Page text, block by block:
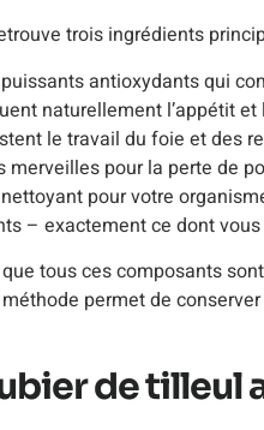
trois ingrédients
antioxydants qui
naturellement l’appétit
le travail du foie et des
merveilles pour la perte de
pour votre
– exactement ce dont
tous ces composants
permet de
de tilleul